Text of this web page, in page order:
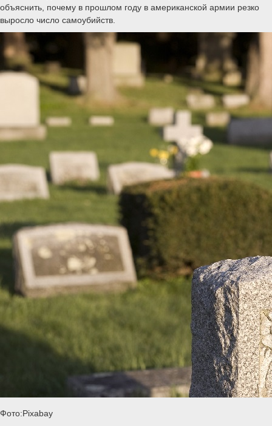
объяснить, почему в прошлом году в американской армии резко
выросло число самоубийств.
Фото:Pixabay